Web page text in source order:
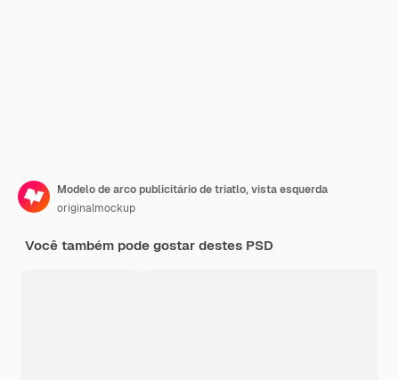
Modelo de arco publicitário de triatlo, vista esquerda
originalmockup
Você também pode gostar destes PSD